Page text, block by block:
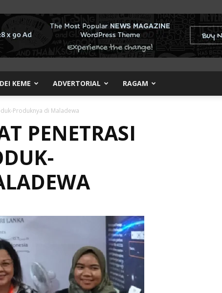
KEME ADVERTORIAL RAGAM
Produknya di Maladewa
PENETRASI